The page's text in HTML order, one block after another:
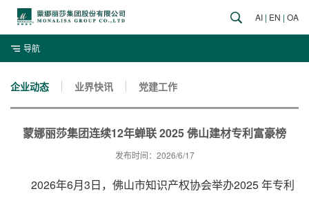
AI | EN | OA
导航
企业动态 业界快讯 党建工作
蒙娜丽莎集团连续12年蝉联 2025 佛山建材专利富豪榜
发布时间：2026/6/17
2026年6月3日，佛山市知识产权协会举办2025 年专利